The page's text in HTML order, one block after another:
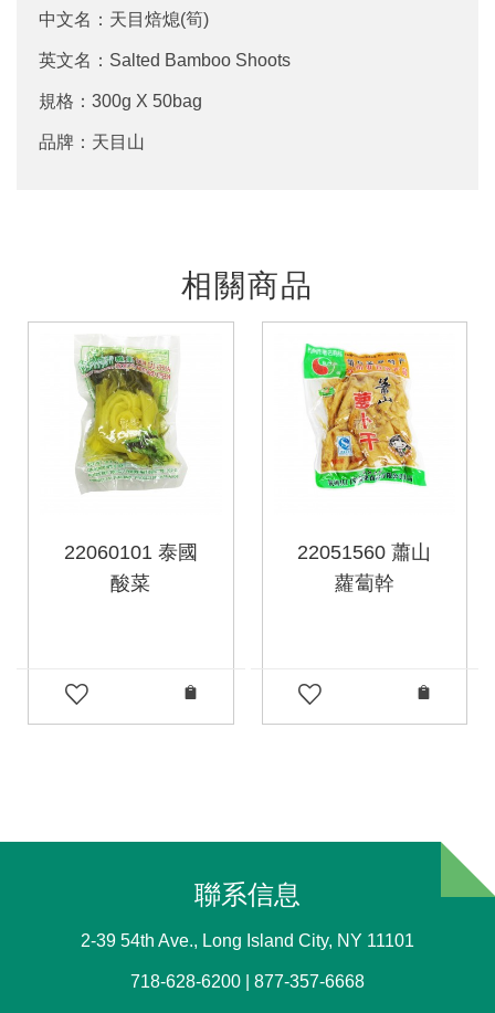
中文名：天目焙熄(筍)
英文名：Salted Bamboo Shoots
規格：300g X 50bag
品牌：天目山
相關商品
22060101 泰國
酸菜
22051560 蕭山
蘿蔔幹
聯系信息
2-39 54th Ave., Long Island City, NY 11101
718-628-6200 | 877-357-6668